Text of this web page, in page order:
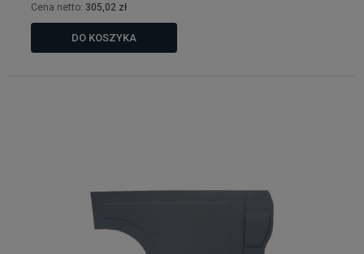
Cena netto: 305,02 zł
DO KOSZYKA